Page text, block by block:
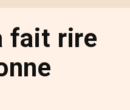
fait rire